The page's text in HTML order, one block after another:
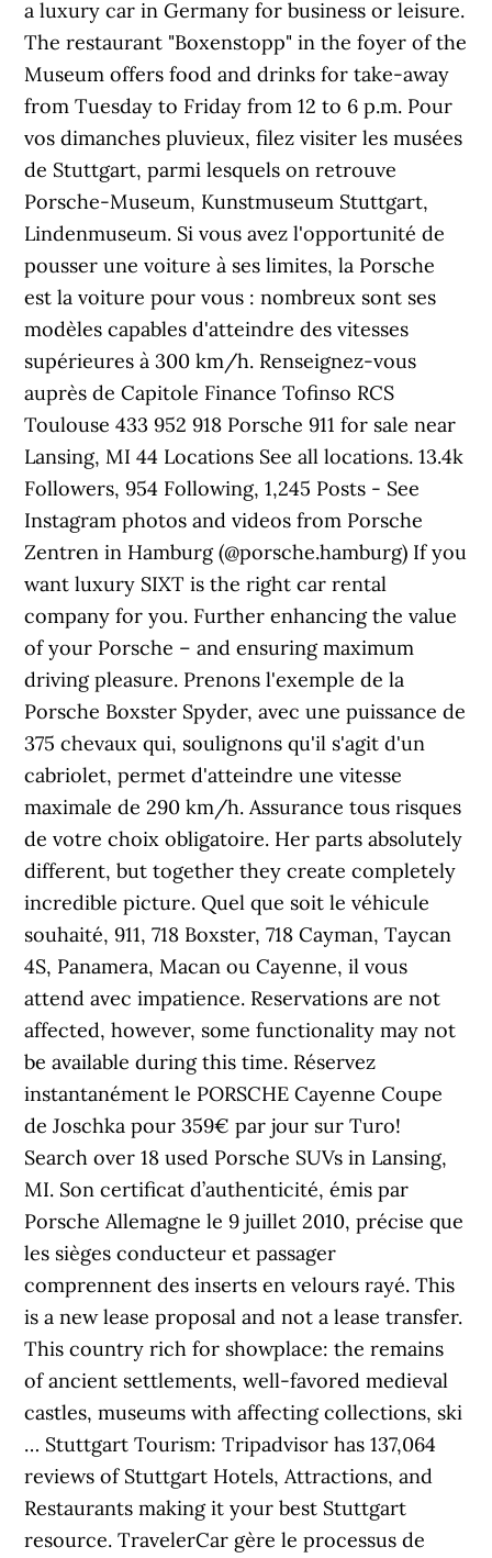
a luxury car in Germany for business or leisure.
The restaurant "Boxenstopp" in the foyer of the
Museum offers food and drinks for take-away
from Tuesday to Friday from 12 to 6 p.m. Pour
vos dimanches pluvieux, filez visiter les musées
de Stuttgart, parmi lesquels on retrouve
Porsche-Museum, Kunstmuseum Stuttgart,
Lindenmuseum. Si vous avez l'opportunité de
pousser une voiture à ses limites, la Porsche
est la voiture pour vous : nombreux sont ses
modèles capables d'atteindre des vitesses
supérieures à 300 km/h. Renseignez-vous
auprès de Capitole Finance Tofinso RCS
Toulouse 433 952 918 Porsche 911 for sale near
Lansing, MI 44 Locations See all locations. 13.4k
Followers, 954 Following, 1,245 Posts - See
Instagram photos and videos from Porsche
Zentren in Hamburg (@porsche.hamburg) If you
want luxury SIXT is the right car rental
company for you. Further enhancing the value
of your Porsche – and ensuring maximum
driving pleasure. Prenons l'exemple de la
Porsche Boxster Spyder, avec une puissance de
375 chevaux qui, soulignons qu'il s'agit d'un
cabriolet, permet d'atteindre une vitesse
maximale de 290 km/h. Assurance tous risques
de votre choix obligatoire. Her parts absolutely
different, but together they create completely
incredible picture. Quel que soit le véhicule
souhaité, 911, 718 Boxster, 718 Cayman, Taycan
4S, Panamera, Macan ou Cayenne, il vous
attend avec impatience. Reservations are not
affected, however, some functionality may not
be available during this time. Réservez
instantanément le PORSCHE Cayenne Coupe
de Joschka pour 359€ par jour sur Turo!
Search over 18 used Porsche SUVs in Lansing,
MI. Son certificat d’authenticité, émis par
Porsche Allemagne le 9 juillet 2010, précise que
les sièges conducteur et passager
comprennent des inserts en velours rayé. This
is a new lease proposal and not a lease transfer.
This country rich for showplace: the remains
of ancient settlements, well-favored medieval
castles, museums with affecting collections, ski
… Stuttgart Tourism: Tripadvisor has 137,064
reviews of Stuttgart Hotels, Attractions, and
Restaurants making it your best Stuttgart
resource. TravelerCar gère le processus de